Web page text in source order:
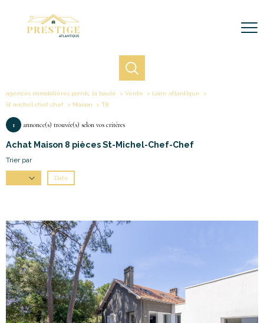
agences immobilières pornic, la baule Vente
Loire atlantique
St michel chef chef
Maison T8
1 annonce(s) trouvée(s) selon vos critères
Achat Maison 8 pièces St-Michel-Chef-Chef
Trier par
Date
voir le